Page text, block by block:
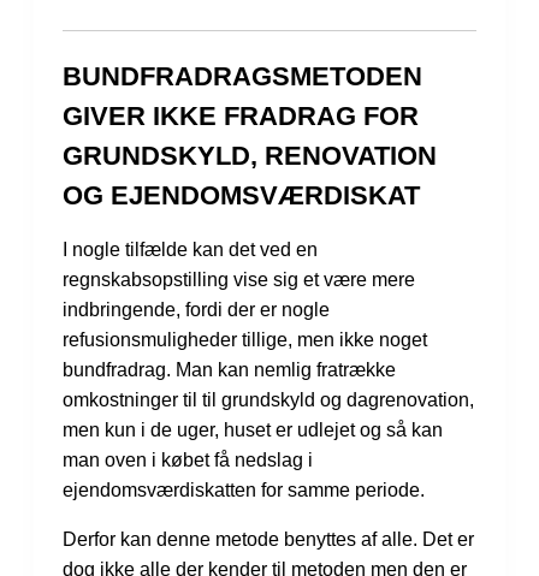
BUNDFRADRAGSMETODEN
GIVER IKKE FRADRAG FOR
GRUNDSKYLD, RENOVATION
OG EJENDOMSVÆRDISKAT
I nogle tilfælde kan det ved en
regnskabsopstilling vise sig et være mere
indbringende, fordi der er nogle
refusionsmuligheder tillige, men ikke noget
bundfradrag. Man kan nemlig fratrække
omkostninger til til grundskyld og dagrenovation,
men kun i de uger, huset er udlejet og så kan
man oven i købet få nedslag i
ejendomsværdiskatten for samme periode.
Derfor kan denne metode benyttes af alle. Det er
dog ikke alle der kender til metoden men den er